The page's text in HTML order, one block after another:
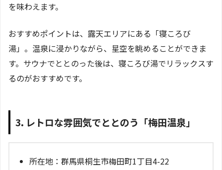
を味わえます。
おすすめポイントは、露天エリアにある「寝ころび
湯」。温泉に浸かりながら、星空を眺めることができま
す。サウナでととのった後は、寝ころび湯でリラックスす
るのがおすすめです。
3. レトロな雰囲気でととのう「梅田温泉」
所在地：群馬県桐生市梅田町1丁目4-22